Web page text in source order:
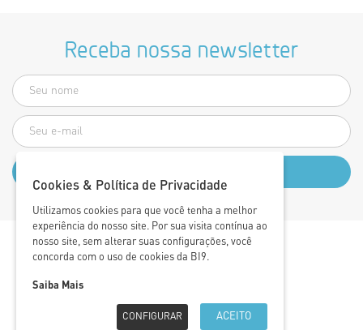
Receba nossa newsletter
Cookies & Política de Privacidade
Utilizamos cookies para que você tenha a melhor
experiência do nosso site. Por sua visita contínua ao
nosso site, sem alterar suas configurações, você
concorda com o uso de cookies da BI9.
Saiba Mais
CONFIGURAR ACEITO